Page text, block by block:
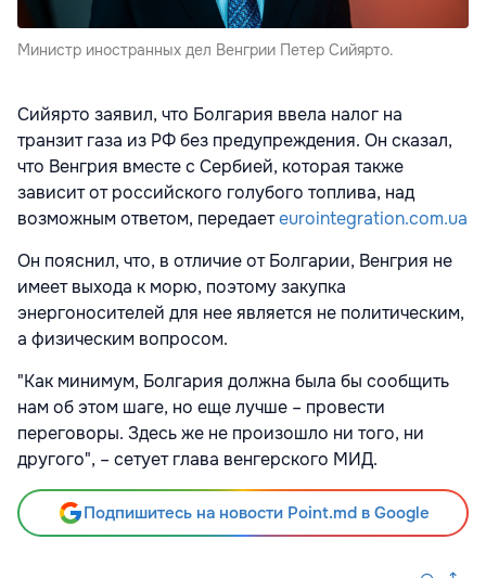
Министр иностранных дел Венгрии Петер Сийярто.
Сийярто заявил, что Болгария ввела налог на
транзит газа из РФ без предупреждения. Он сказал,
что Венгрия вместе с Сербией, которая также
зависит от российского голубого топлива, над
возможным ответом, передаетeurointegration.com.ua
Он пояснил, что, в отличие от Болгарии, Венгрия не
имеет выхода к морю, поэтому закупка
энергоносителей для нее является не политическим,
а физическим вопросом.
"Как минимум, Болгария должна была бы сообщить
нам об этом шаге, но еще лучше – провести
переговоры. Здесь же не произошло ни того, ни
другого", – сетует глава венгерского МИД.
Подпишитесь на новости Point.md в Google